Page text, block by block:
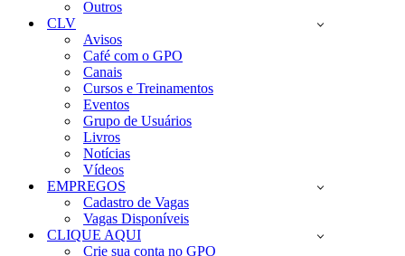
Outros
CLV
Avisos
Café com o GPO
Canais
Cursos e Treinamentos
Eventos
Grupo de Usuários
Livros
Notícias
Vídeos
EMPREGOS
Cadastro de Vagas
Vagas Disponíveis
CLIQUE AQUI
Crie sua conta no GPO